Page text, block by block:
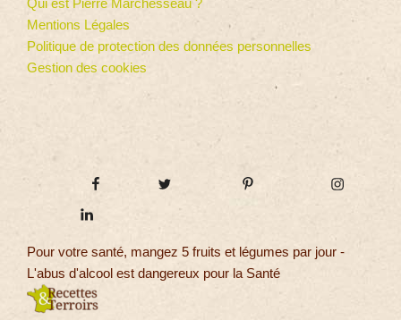
Qui est Pierre Marchesseau ?
Mentions Légales
Politique de protection des données personnelles
Gestion des cookies
Pour votre santé, mangez 5 fruits et légumes par jour -
L'abus d'alcool est dangereux pour la Santé